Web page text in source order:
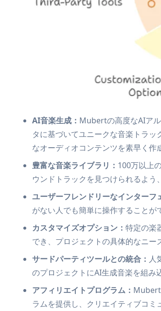
AI音楽生成： Mubertの高度なAIア
タに基づいてユニークな音楽トラ
なオーディオコンテンツを素早く作
豊富な音楽ライブラリ： 100万以上
ウンドトラックを見つけられるよう
ユーザーフレンドリーなインターフ
がない人でも簡単に操作することが
カスタマイズオプション： 特定の楽
でき、プロジェクトの具体的なニー
サードパーティツールとの統合： 人
のプロジェクトにAI生成音楽を組み
アフィリエイトプログラム： Mubert
ラムを提供し、クリエイティブコミ